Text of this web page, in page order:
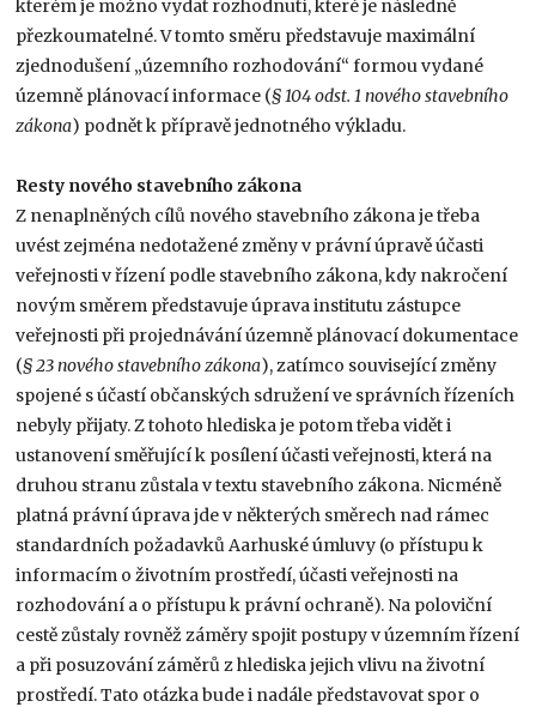
kterém je možno vydat rozhodnutí, které je následně
přezkoumatelné. V tomto směru představuje maximální
zjednodušení „územního rozhodování“ formou vydané
územně plánovací informace (§ 104 odst. 1 nového stavebního
zákona) podnět k přípravě jednotného výkladu.
Resty nového stavebního zákona
Z nenaplněných cílů nového stavebního zákona je třeba
uvést zejména nedotažené změny v právní úpravě účasti
veřejnosti v řízení podle stavebního zákona, kdy nakročení
novým směrem představuje úprava institutu zástupce
veřejnosti při projednávání územně plánovací dokumentace
(§ 23 nového stavebního zákona), zatímco související změny
spojené s účastí občanských sdružení ve správních řízeních
nebyly přijaty. Z tohoto hlediska je potom třeba vidět i
ustanovení směřující k posílení účasti veřejnosti, která na
druhou stranu zůstala v textu stavebního zákona. Nicméně
platná právní úprava jde v některých směrech nad rámec
standardních požadavků Aarhuské úmluvy (o přístupu k
informacím o životním prostředí, účasti veřejnosti na
rozhodování a o přístupu k právní ochraně). Na poloviční
cestě zůstaly rovněž záměry spojit postupy v územním řízení
a při posuzování záměrů z hlediska jejich vlivu na životní
prostředí. Tato otázka bude i nadále představovat spor o